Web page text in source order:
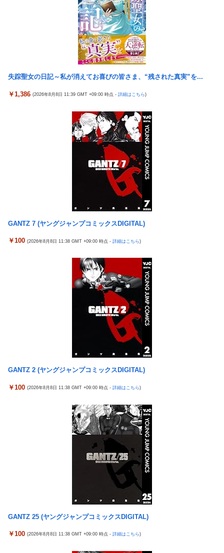
「損切り祭り」開幕へ
「神聖なる場所です」靖国神社、境内におけるコスプレや軍装の
北朝鮮の弾道ミサイル部隊、ロシアのヴォロネジ州に展開か…北
朝鮮は本質的にウクライナと戦争状態に！
【今はやってない】審判への性接待疑惑…大韓サッカー協会が声
明「現在は一切発生していない」
【悲報】テレ東・田中瞳アナ、ロケ中の「勝手に撮影する人」に
【画像】 YouTubeコメント欄、キレッキレ
ラオウがサウザーに勝てないって信じられないんだが…
【速報】 ひろゆき、離婚ｗｗｗｗｗｗ
メトロイドプライム4 新品が2999円に…
『マリオカートワールド』はどうすればよかったのか…
ヨーロッパが中国製メガソーラーを締め出しｗｗｗ
令和「8」年「8」月「8」日の試合で「88」分に背番号「8」サン
フレッチェ広島MF川村拓夢がゴール
【画像】小島はな🌸さん、虫が寄ってきて囲まれてしまう！
海外「日本はさすが過ぎるｗ」 日本は野生動物の喧嘩さえ可愛く
なってしまうと世界が騒然
ガキ「世界を救います」←飽きた。おっさんにしろ
野田昇吾、初の準優進出目前も「一回希望」で賞典除外
【画像】セクシー女優・涼森れむ、パンティ脱ぎかけのナマ乳が
【医師解説】飲酒後の「締めのラーメン欲」の原因は？ 脳の錯覚
と真実
国生さゆり、『おニャン子クラブ』時代のライバル関係語る サ
堀大輔「にこにこ」筋トレ中 コメント「寝たほうが良い」堀大
輔「！！」筋トレ器具を破壊
『ソニーが嫌い』←まあわかる『ソニー信者が嫌い』←まあわか
る『任天堂信者が嫌い』←まあわかる
彼女を身体と顔で選んだ結果...
失踪聖女の日記～私が消えてお喜びの皆さま、“残された真実”を...
￥1,386 (2026年8月8日 11:39 GMT +09:00 時点 - 詳細はこちら)
GANTZ 7 (ヤングジャンプコミックスDIGITAL)
￥100 (2026年8月8日 11:38 GMT +09:00 時点 - 詳細はこちら)
GANTZ 2 (ヤングジャンプコミックスDIGITAL)
￥100 (2026年8月8日 11:38 GMT +09:00 時点 - 詳細はこちら)
GANTZ 25 (ヤングジャンプコミックスDIGITAL)
￥100 (2026年8月8日 11:38 GMT +09:00 時点 - 詳細はこちら)